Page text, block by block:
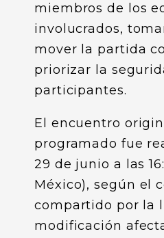
miembros de los
involucrados,
mover la partida
priorizar la
participantes.
El encuentro
programado fue
29 de junio a las
México), según el
compartido por la
modificación